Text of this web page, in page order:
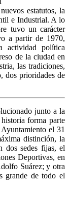
estatutos, la
e Industrial. A lo
tuvo un carácter
a partir de 1970,
actividad política
de la ciudad en
las tradiciones,
dos prioridades de
junto a la
forma parte
el 31
distinción, la
dos sedes fijas, el
Deportivas, en
Suárez; y otra
grande de todo el